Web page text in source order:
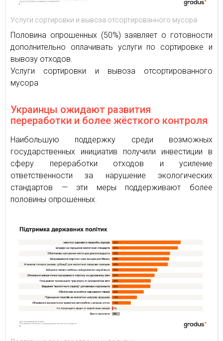
Услуги сортировки и вывоза отсортированного мусора
Половина опрошенных (50%) заявляет о готовности
дополнительно оплачивать услуги по сортировке и
вывозу отходов.
Услуги сортировки и вывоза отсортированного
мусора
Украинцы ожидают развития
переработки и более жёсткого контроля
Наибольшую поддержку среди возможных
государственных инициатив получили инвестиции в
сферу переработки отходов и усиление
ответственности за нарушение экологических
стандартов — эти меры поддерживают более
половины опрошенных.